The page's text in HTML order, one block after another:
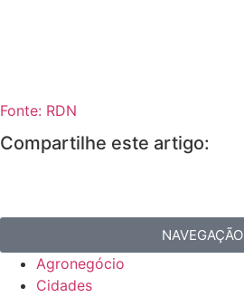
Fonte: RDN
Compartilhe este artigo:
NAVEGAÇÃO
Agronegócio
Cidades